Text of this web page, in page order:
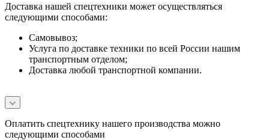
Доставка нашей спецтехники может осуществляться
следующими способами:
Самовывоз;
Услуга по доставке техники по всей России нашим
транспортным отделом;
Доставка любой транспортной компании.
Оплатить спецтехнику нашего производства можно
следующими способами